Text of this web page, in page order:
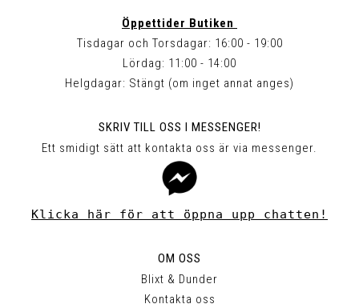
Öppettider Butiken
Tisdagar och Torsdagar: 16:00 - 19:00
Lördag: 11:00 - 14:00
Helgdagar: Stängt (om inget annat anges)
SKRIV TILL OSS I MESSENGER!
Ett smidigt sätt att kontakta oss är via messenger.
Klicka här för att öppna upp chatten!
OM OSS
Blixt & Dunder
Kontakta oss